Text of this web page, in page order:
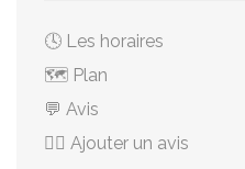
🕓 Les horaires
🗺️ Plan
💬 Avis
✍🏻 Ajouter un avis